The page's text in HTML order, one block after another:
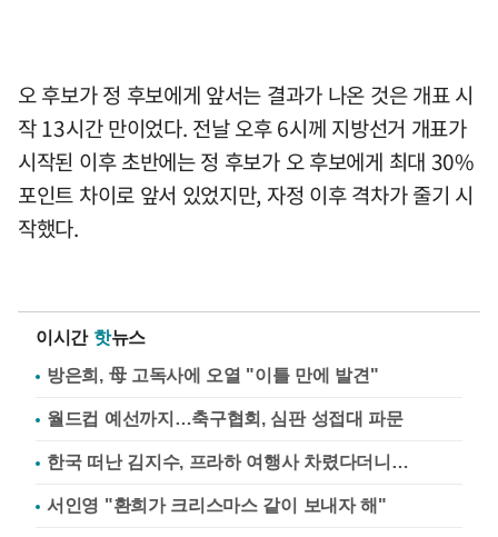
오 후보가 정 후보에게 앞서는 결과가 나온 것은 개표 시
작 13시간 만이었다. 전날 오후 6시께 지방선거 개표가
시작된 이후 초반에는 정 후보가 오 후보에게 최대 30%
포인트 차이로 앞서 있었지만, 자정 이후 격차가 줄기 시
작했다.
이시간 핫뉴스
방은희, 母 고독사에 오열 "이틀 만에 발견"
월드컵 예선까지…축구협회, 심판 성접대 파문
한국 떠난 김지수, 프라하 여행사 차렸다더니…
서인영 "환희가 크리스마스 같이 보내자 해"